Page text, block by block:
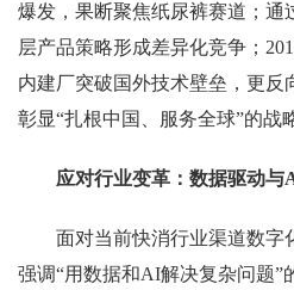
爆发，果断聚焦纸尿裤赛道；通
层产品策略形成差异化竞争；
内建厂突破国外技术壁垒，更反
彰显“扎根中国、服务全球”的战
应对行业变革：数据驱动与
面对当前快消行业渠道数字
强调“用数据和AI解决复杂问题”